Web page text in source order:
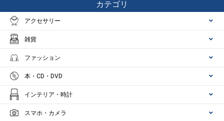
カテゴリ
アクセサリー
雑貨
ファッション
本・CD・DVD
インテリア・時計
スマホ・カメラ